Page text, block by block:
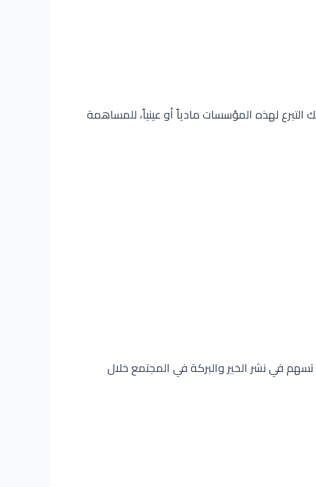
لهذه المؤسسات مادياً أو عينياً، للمساهمة
في نشر الخير والبركة في المجتمع خلال